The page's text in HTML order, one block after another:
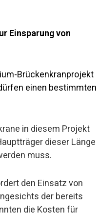
Einsparung von
Brückenkranprojekt
einen bestimmten
in diesem Projekt
dieser Länge
muss.
den Einsatz von
der bereits
die Kosten für